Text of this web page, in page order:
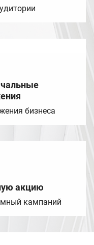
бизнеса
акцию
кампаний